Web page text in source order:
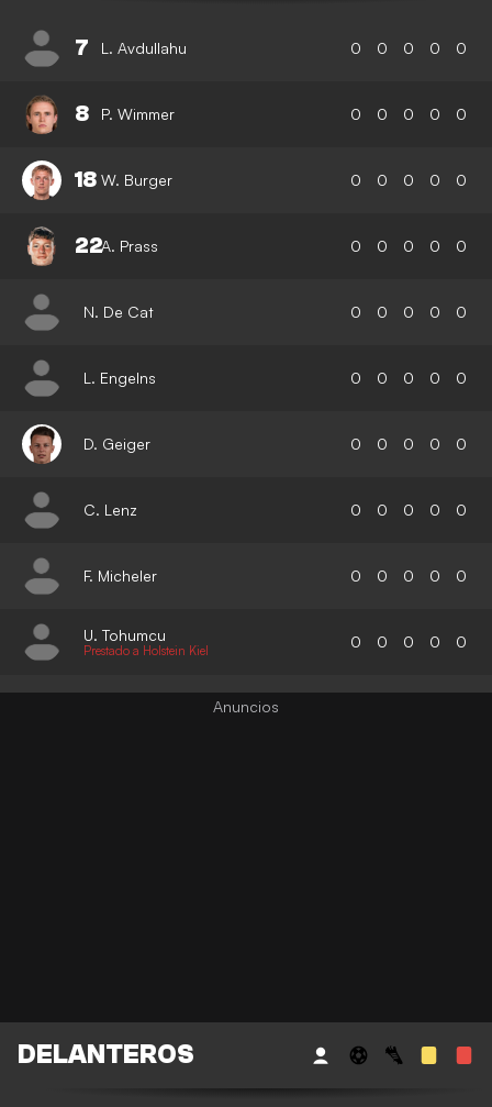
7 L. Avdullahu 0 0 0 0 0
8 P. Wimmer 0 0 0 0 0
18 W. Burger 0 0 0 0 0
22A. Prass 0 0 0 0 0
N. De Cat 0 0 0 0 0
L. Engelns 0 0 0 0 0
D. Geiger 0 0 0 0 0
C. Lenz 0 0 0 0 0
F. Micheler 0 0 0 0 0
U. Tohumcu
Prestado a Holstein Kiel 0 0 0 0 0
DELANTEROS